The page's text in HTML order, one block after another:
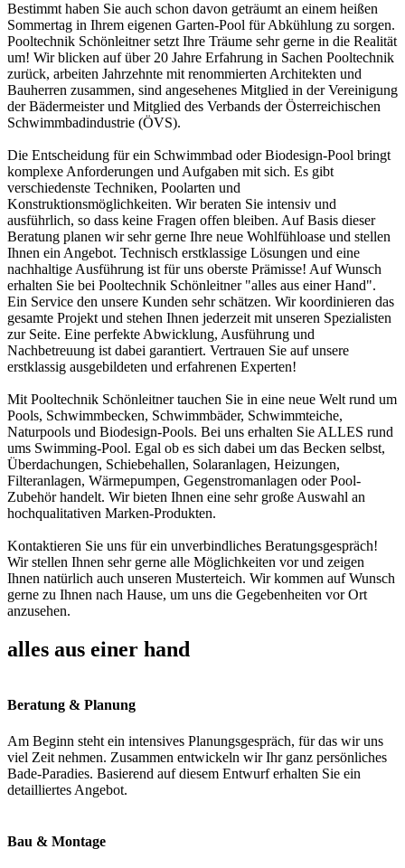
Bestimmt haben Sie auch schon davon geträumt an einem heißen
Sommertag in Ihrem eigenen Garten-Pool für Abkühlung zu sorgen.
Pooltechnik Schönleitner setzt Ihre Träume sehr gerne in die Realität
um! Wir blicken auf über 20 Jahre Erfahrung in Sachen Pooltechnik
zurück, arbeiten Jahrzehnte mit renommierten Architekten und
Bauherren zusammen, sind angesehenes Mitglied in der Vereinigung
der Bädermeister und Mitglied des Verbands der Österreichischen
Schwimmbadindustrie (ÖVS).
Die Entscheidung für ein Schwimmbad oder Biodesign-Pool bringt
komplexe Anforderungen und Aufgaben mit sich. Es gibt
verschiedenste Techniken, Poolarten und
Konstruktionsmöglichkeiten. Wir beraten Sie intensiv und
ausführlich, so dass keine Fragen offen bleiben. Auf Basis dieser
Beratung planen wir sehr gerne Ihre neue Wohlfühloase und stellen
Ihnen ein Angebot. Technisch erstklassige Lösungen und eine
nachhaltige Ausführung ist für uns oberste Prämisse! Auf Wunsch
erhalten Sie bei Pooltechnik Schönleitner "alles aus einer Hand".
Ein Service den unsere Kunden sehr schätzen. Wir koordinieren das
gesamte Projekt und stehen Ihnen jederzeit mit unseren Spezialisten
zur Seite. Eine perfekte Abwicklung, Ausführung und
Nachbetreuung ist dabei garantiert. Vertrauen Sie auf unsere
erstklassig ausgebildeten und erfahrenen Experten!
Mit Pooltechnik Schönleitner tauchen Sie in eine neue Welt rund um
Pools, Schwimmbecken, Schwimmbäder, Schwimmteiche,
Naturpools und Biodesign-Pools. Bei uns erhalten Sie ALLES rund
ums Swimming-Pool. Egal ob es sich dabei um das Becken selbst,
Überdachungen, Schiebehallen, Solaranlagen, Heizungen,
Filteranlagen, Wärmepumpen, Gegenstromanlagen oder Pool-
Zubehör handelt. Wir bieten Ihnen eine sehr große Auswahl an
hochqualitativen Marken-Produkten.
Kontaktieren Sie uns für ein unverbindliches Beratungsgespräch!
Wir stellen Ihnen sehr gerne alle Möglichkeiten vor und zeigen
Ihnen natürlich auch unseren Musterteich. Wir kommen auf Wunsch
gerne zu Ihnen nach Hause, um uns die Gegebenheiten vor Ort
anzusehen.
alles aus einer hand
Beratung & Planung
Am Beginn steht ein intensives Planungsgespräch, für das wir uns
viel Zeit nehmen. Zusammen entwickeln wir Ihr ganz persönliches
Bade-Paradies. Basierend auf diesem Entwurf erhalten Sie ein
detailliertes Angebot.
Bau & Montage